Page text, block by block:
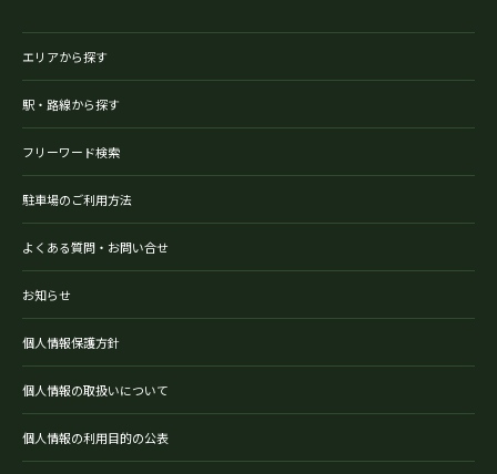
エリアから探す
駅・路線から探す
フリーワード検索
駐車場のご利用方法
よくある質問・お問い合せ
お知らせ
個人情報保護方針
個人情報の取扱いについて
個人情報の利用目的の公表